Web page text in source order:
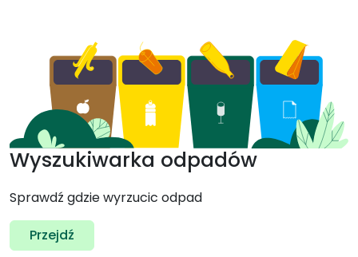
Wyszukiwarka odpadów
Sprawdź gdzie wyrzucic odpad
Przejdź